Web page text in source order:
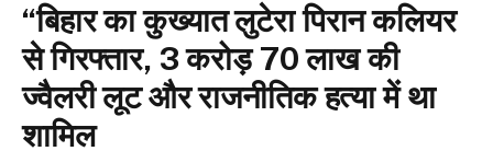
“बिहार का कुख्यात लुटेरा पिरान कलियर
से गिरफ्तार, 3 करोड़ 70 लाख की
ज्वैलरी लूट और राजनीतिक हत्या में था
शामिल